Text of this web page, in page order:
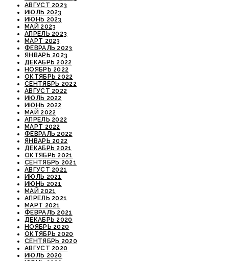
АВГУСТ 2023
ИЮЛЬ 2023
ИЮНЬ 2023
МАЙ 2023
АПРЕЛЬ 2023
МАРТ 2023
ФЕВРАЛЬ 2023
ЯНВАРЬ 2023
ДЕКАБРЬ 2022
НОЯБРЬ 2022
ОКТЯБРЬ 2022
СЕНТЯБРЬ 2022
АВГУСТ 2022
ИЮЛЬ 2022
ИЮНЬ 2022
МАЙ 2022
АПРЕЛЬ 2022
МАРТ 2022
ФЕВРАЛЬ 2022
ЯНВАРЬ 2022
ДЕКАБРЬ 2021
ОКТЯБРЬ 2021
СЕНТЯБРЬ 2021
АВГУСТ 2021
ИЮЛЬ 2021
ИЮНЬ 2021
МАЙ 2021
АПРЕЛЬ 2021
МАРТ 2021
ФЕВРАЛЬ 2021
ДЕКАБРЬ 2020
НОЯБРЬ 2020
ОКТЯБРЬ 2020
СЕНТЯБРЬ 2020
АВГУСТ 2020
ИЮЛЬ 2020